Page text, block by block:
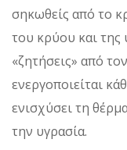
σηκωθείς από το
του κρύου και της
«ζητήσεις» από
ενεργοποιείται
ενισχύσει τη
την υγρασία.